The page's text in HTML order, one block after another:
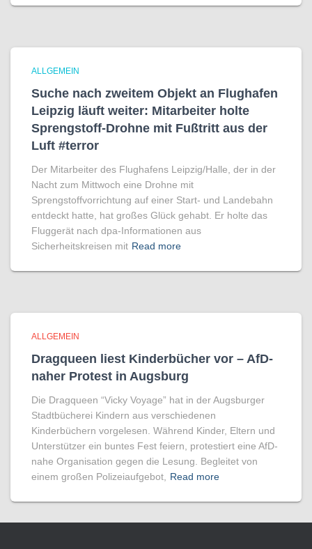
ALLGEMEIN
Suche nach zweitem Objekt an Flughafen
Leipzig läuft weiter: Mitarbeiter holte
Sprengstoff-Drohne mit Fußtritt aus der
Luft #terror
Der Mitarbeiter des Flughafens Leipzig/Halle, der in der
Nacht zum Mittwoch eine Drohne mit
Sprengstoffvorrichtung auf einer Start- und Landebahn
entdeckt hatte, hat großes Glück gehabt. Er holte das
Fluggerät nach dpa-Informationen aus
Sicherheitskreisen mit Read more
ALLGEMEIN
Dragqueen liest Kinderbücher vor – AfD-
naher Protest in Augsburg
Die Dragqueen “Vicky Voyage” hat in der Augsburger
Stadtbücherei Kindern aus verschiedenen
Kinderbüchern vorgelesen. Während Kinder, Eltern und
Unterstützer ein buntes Fest feiern, protestiert eine AfD-
nahe Organisation gegen die Lesung. Begleitet von
einem großen Polizeiaufgebot,
Read more